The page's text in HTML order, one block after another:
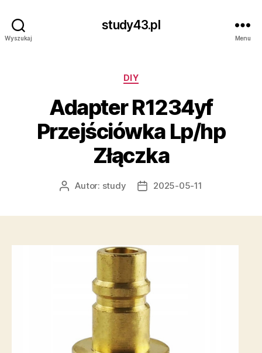
Wyszukaj
study43.pl
Menu
Kategorie
DIY
Adapter R1234yf
Przejściówka Lp/hp
Złączka
AutorAutor: study
Data2025-05-11